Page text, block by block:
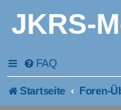
JKRS-
FAQ
Startseite